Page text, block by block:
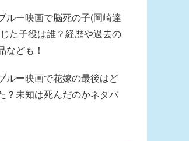
ルー映画で脳死の子(岡崎達
た子役は誰？経歴や過去の
なども！
ルー映画で花嫁の最後はど
？未知は死んだのかネタバ